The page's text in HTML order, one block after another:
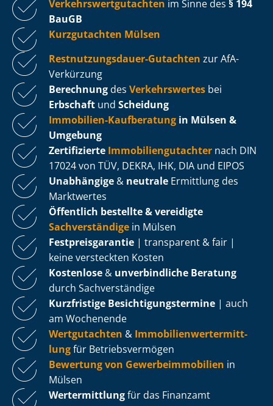
Ver­kehrs­wert­gut­ach­ten im Sinne des § 194
BauGB
Kurzgutachten Mülsen
Rest­nut­zungs­dau­er-Gutachten zur AfA-
Verkürzung
Berechnung des Verkehrswertes bei
Erbschaft und Scheidung
Immobilien-Kaufberatung in Mülsen &
Umgebung
Zertifizierte Im­mo­bi­li­en­gut­ach­ter nach DIN
17024 von TÜV, DEKRA, IHK, DIA und EIPOS
Unabhängige & neutrale Ermittlung des
Marktwertes
Öffentlich bestellte & vereidigte
Sachverständige in Mülsen
Fest­preis­ga­ran­tie | transparent & fair |
keine versteckten Kosten
Kostenlose & unverbindliche Beratung
durch Sachverständige
Kurzfristige Be­sich­ti­gungs­ter­mi­ne | auch
am Wochenende
Wertgutachten & Im­mo­bi­li­en­wert­ermitt­
lungfür Be­triebs­ver­mö­gen
Bewertung von Ge­wer­be­im­mo­bi­li­en in
Mülsen
Wertermittlungfür das Finanzamt